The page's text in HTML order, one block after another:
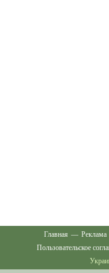
Главная — Реклама
Пользовательское